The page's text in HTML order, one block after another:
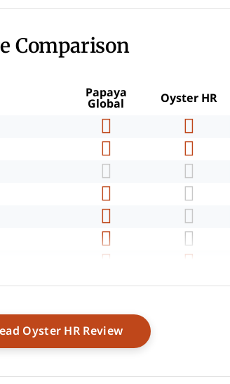
Comparison
Papaya
Global
Oyster HR
WindowOyster HR ReviewOpens New Window